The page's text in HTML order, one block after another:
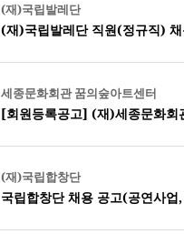
(재)국립발레단
(재)국립발레단 직원(정규직)
세종문화회관 꿈의숲아트센터
[회원등록공고] (재)세종문화회
(재)국립합창단
국립합창단 채용 공고(공연사업